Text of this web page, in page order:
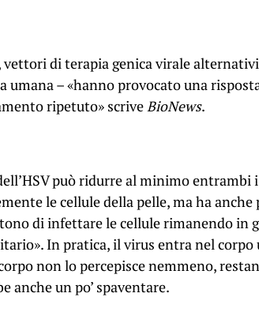
di terapia genica virale
umana – «hanno provocato una
ripetuto» scriveBioNews.
dell’HSV può ridurre al minimo
le cellule della pelle, ma ha
di infettare le cellule rimanendo in
In pratica, il virus entra nel
non lo percepisce nemmeno,
anche un po’ spaventare.